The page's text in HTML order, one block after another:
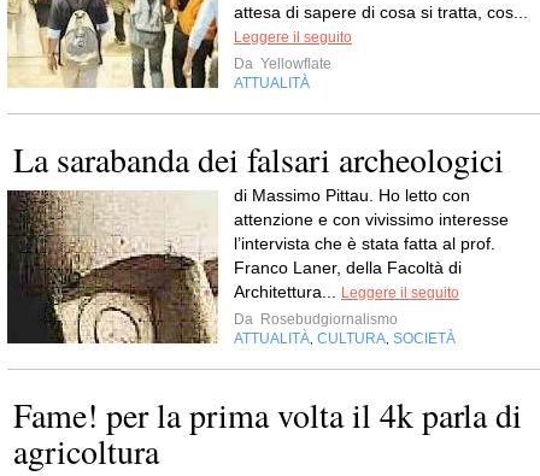
attesa di sapere di cosa si tratta, cos...
Leggere il seguito
Da Yellowflate
ATTUALITÀ
La sarabanda dei falsari archeologici
di Massimo Pittau. Ho letto con
attenzione e con vivissimo interesse
l’intervista che è stata fatta al prof.
Franco Laner, della Facoltà di
Architettura... Leggere il seguito
Da Rosebudgiornalismo
ATTUALITÀ, CULTURA, SOCIETÀ
Fame! per la prima volta il 4k parla di
agricoltura